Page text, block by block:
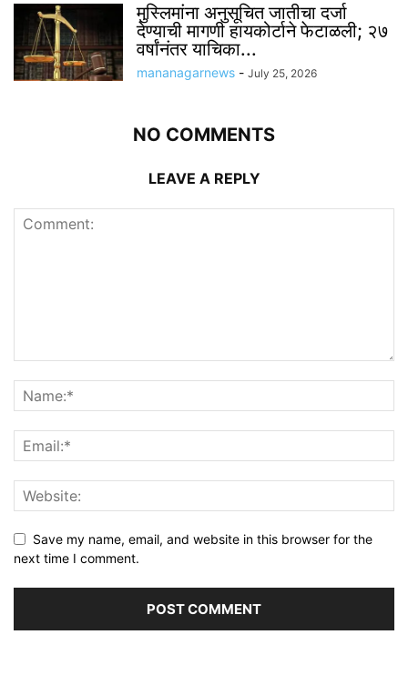
मुस्लिमांना अनुसूचित जातीचा दर्जा
देण्याची मागणी हायकोर्टाने फेटाळली; २७
वर्षांनंतर याचिका...
mananagarnews - July 25, 2026
NO COMMENTS
LEAVE A REPLY
Save my name, email, and website in this browser for the
next time I comment.